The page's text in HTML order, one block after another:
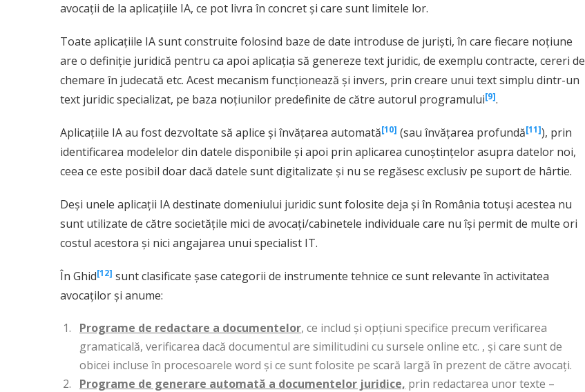
avocații de la aplicațiile IA, ce pot livra în concret și care sunt limitele lor.
Toate aplicațiile IA sunt construite folosind baze de date introduse de juriști, în care fiecare noțiune
are o definiție juridică pentru ca apoi aplicația să genereze text juridic, de exemplu contracte, cereri de
chemare în judecată etc. Acest mecanism funcționează și invers, prin creare unui text simplu dintr-un
text juridic specializat, pe baza noțiunilor predefinite de către autorul programului[9].
Aplicațiile IA au fost dezvoltate să aplice și învățarea automată[10] (sau învățarea profundă[11]), prin
identificarea modelelor din datele disponibile și apoi prin aplicarea cunoștințelor asupra datelor noi,
ceea ce este posibil doar dacă datele sunt digitalizate și nu se regăsesc exclusiv pe suport de hârtie.
Deși unele aplicații IA destinate domeniului juridic sunt folosite deja și în România totuși acestea nu
sunt utilizate de către societățile mici de avocați/cabinetele individuale care nu își permit de multe ori
costul acestora și nici angajarea unui specialist IT.
În Ghid[12] sunt clasificate șase categorii de instrumente tehnice ce sunt relevante în activitatea
avocaților și anume:
Programe de redactare a documentelor, ce includ și opțiuni specifice precum verificarea
gramaticală, verificarea dacă documentul are similitudini cu sursele online etc. , și care sunt de
obicei incluse în procesoarele word și ce sunt folosite pe scară largă în prezent de către avocați.
Programe de generare automată a documentelor juridice, prin redactarea unor texte –